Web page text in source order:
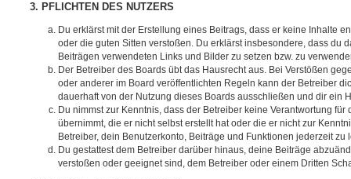
3. PFLICHTEN DES NUTZERS
Du erklärst mit der Erstellung eines Beitrags, dass er keine Inhalte
oder die guten Sitten verstoßen. Du erklärst insbesondere, dass du
Beiträgen verwendeten Links und Bilder zu setzen bzw. zu
Der Betreiber des Boards übt das Hausrecht aus. Bei Verstößen
oder anderer im Board veröffentlichten Regeln kann der Betreiber
dauerhaft von der Nutzung dieses Boards ausschließen und dir ein
Du nimmst zur Kenntnis, dass der Betreiber keine Verantwortung für
übernimmt, die er nicht selbst erstellt hat oder die er nicht zur
Betreiber, dein Benutzerkonto, Beiträge und Funktionen jederzeit zu
Du gestattest dem Betreiber darüber hinaus, deine Beiträge
verstoßen oder geeignet sind, dem Betreiber oder einem Dritten